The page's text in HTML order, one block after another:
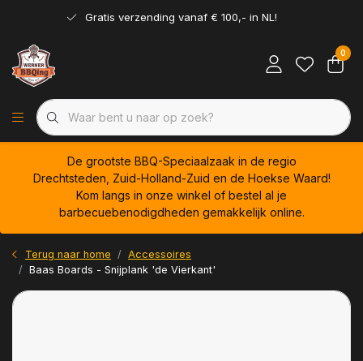
Gratis verzending vanaf € 100,- in NL!
0
De grootste BBQ-Speciaalzaak in de regio
Drechtsteden, Zuid-Holland-Zuid en de Hoekse Waard!
Kom langs in onze winkel of bestel al je
barbecuebenodigdheden gemakkelijk online.
Terug naar home
Accessoires
Baas Boards - Snijplank 'de Vierkant'